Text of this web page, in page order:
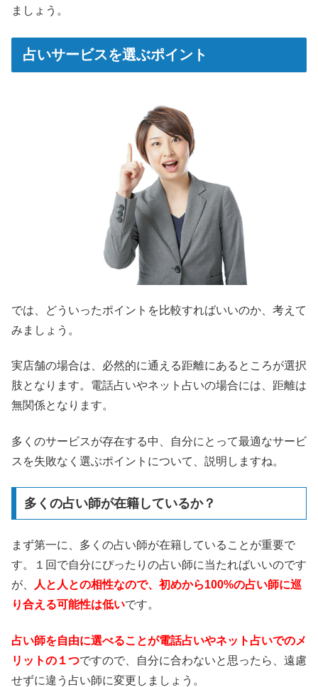
ましょう。
占いサービスを選ぶポイント
では、どういったポイントを比較すればいいのか、考えて
みましょう。
実店舗の場合は、必然的に通える距離にあるところが選択
肢となります。電話占いやネット占いの場合には、距離は
無関係となります。
多くのサービスが存在する中、自分にとって最適なサービ
スを失敗なく選ぶポイントについて、説明しますね。
多くの占い師が在籍しているか？
まず第一に、多くの占い師が在籍していることが重要で
す。１回で自分にぴったりの占い師に当たればいいのです
が、
人と人との相性なので、初めから100%の占い師に巡
り合える可能性は低いです。
占い師を自由に選べることが電話占いやネット占いでのメ
リットの１つですので、自分に合わないと思ったら、遠慮
せずに違う占い師に変更しましょう。